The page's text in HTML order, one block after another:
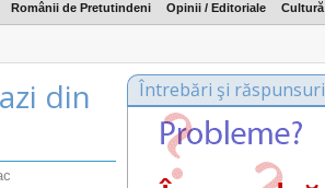
Românii de Pretutindeni Opinii / Editoriale Cultură
din
Întrebări şi răspunsuri